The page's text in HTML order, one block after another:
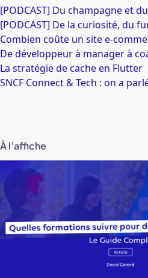
[PODCAST] Du champagne et
[PODCAST] De la curiosité, du
Combien coûte un site e-
De développeur à manager à
La stratégie de cache en Flutter
SNCF Connect & Tech : on a
À l’affiche